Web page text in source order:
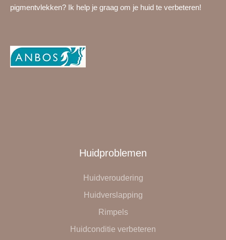
pigmentvlekken? Ik help je graag om je huid te verbeteren!
Huidproblemen
Huidveroudering
Huidverslapping
Rimpels
Huidconditie verbeteren